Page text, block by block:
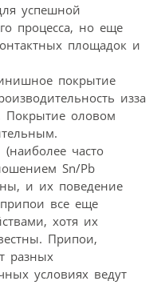
успешной
процесса, но еще
площадок и
покрытие
изза
Покрытие оловом
часто
Sn/Pb
и их поведение
все еще
хотя их
Припои,
разных
условиях ведут